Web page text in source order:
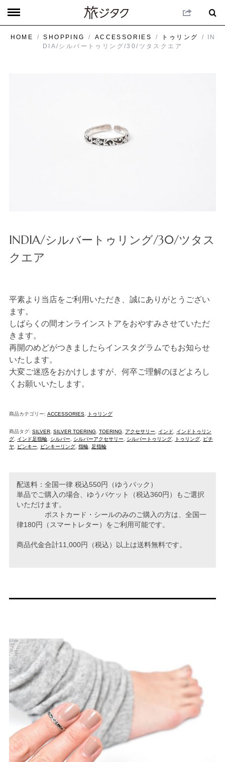
HOME / SHOPPING / ACCESSORIES / トゥリング
/ IN
DIA/シルバートゥリング/30/ツタスクエア
INDIA/シルバートゥリング/30/ツタス
クエア
平素より当店をご利用いただき、誠にありがとうござい
ます。
しばらくの間オンラインストアをおやすみさせていただ
きます。
再開のめどがつきましたらインスタグラムでもお知らせ
いたします。
大変ご迷惑をおかけしますが、何卒ご理解のほどよろし
くお願いいたします。
商品カテゴリー: ACCESSORIES, トゥリング
商品タグ: SILVER, SILVER TOERING TOERING アクセサリー インド
インドトゥリン
グ, インド足指輪, シルバー シルバーアクセサリー シルバートゥリング, トゥリング,
ビチ
ヤ
ピンキー ピンキーリング, 指輪, 足指輪
配送料：全国一律 税込550円（ゆうパック）
単品でご購入の場合、ゆうパケット（税込360円）もご選択
いただけます。
ポストカード・シールのみのご購入の方は、全国一
律180円（スマートレター）をご利用可能です。
商品代金合計11,000円（税込）以上は送料無料です。